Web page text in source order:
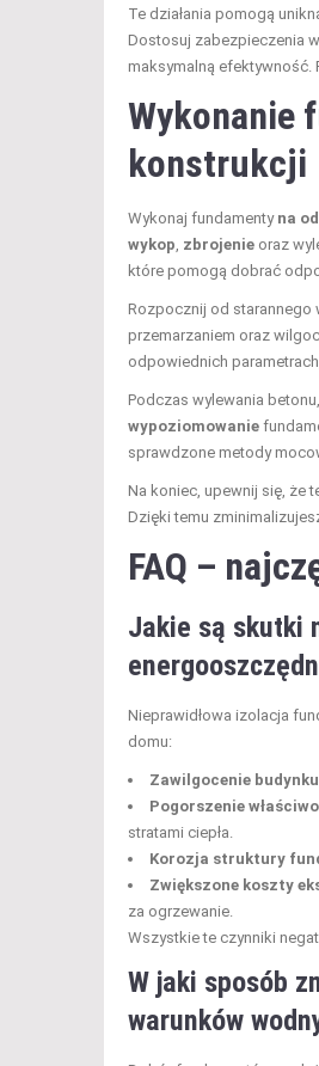
Te działania pomogą
Dostosuj zabezpieczenia
maksymalną efektywność.
Wykonanie
konstrukcji
Wykonaj fundamenty na
wykop, zbrojenie oraz
które pomogą dobrać
Rozpocznij od starannego
przemarzaniem oraz
odpowiednich
Podczas wylewania
wypoziomowanie
sprawdzone metody
Na koniec, upewnij się, że
Dzięki temu
FAQ –
Jakie są skutki
Nieprawidłowa izolacja
domu:
Zawilgocenie
Pogorszenie
stratami ciepła.
Korozja struktury
Zwiększone koszty
za ogrzewanie.
Wszystkie te czynniki
W jaki sposób
warunków